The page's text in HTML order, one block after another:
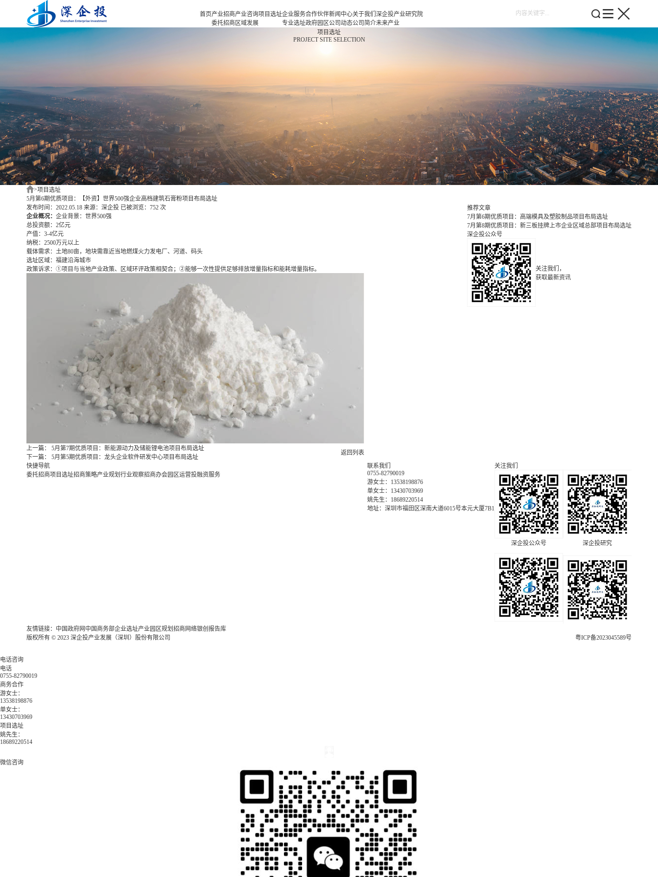
首页产业招商
委托招商
产业咨询
区域发展
项目选址企业服务
专业选址
投融资服
合作伙伴
政府园区
企业客户
行业协会
新闻中心
公司动态
产业观察
关于我们
公司简介
联系我们
深企投产业研究院
未来产业
新能源汽车
高端装备
现代消费
现代服务业
产业招商
新闻中心
关于我们
深企投产业研究院
项目选址
PROJECT SITE SELECTION
>项目选址
5月第6期优质项目：【外资】世界500强企业高档建筑石膏粉项目布局选址
发布时间：2022.05.18 来源：深企投 已被浏览：752 次
企业概况： 企业背景：世界500强
总投资额： 2亿元
产值： 3-4亿元
纳税： 2500万元以上
载体需求： 土地80亩，地块需靠近当地燃煤火力发电厂、河道、码头
选址区域： 福建沿海城市
政策诉求： ①项目与当地产业政策、区域环评政策相契合；②能够一次性提供足够排放增量指标和能耗增量指标。
上一篇： 5月第7期优质项目：新能源动力及储能锂电池项目布局选址
下一篇： 5月第5期优质项目：龙头企业软件研发中心项目布局选址
返回列表
推荐文章
7月第6期优质项目：高端模具及塑胶制品项目布局选址
7月第8期优质项目：新三板挂牌上市企业区域总部项目布局选址
深企投公众号
关注我们，
获取最新资讯
快捷导航
委托招商项目选址招商策略产业规划 行业观察招商办会园区运营投融资服务
联系我们
0755-82790019
游女士：13538198876
单女士：13430703969
姚先生：18689220514
地址：深圳市福田区深南大道6015号本元大厦7B1
关注我们
深企投公众号 深企投研究
友情链接： 中国政府网 中国商务部企业选址产业园区规划 招商网络银创报告库
版权所有 © 2023 深企投产业发展（深圳）股份有限公司
粤ICP备2023045589号
电话咨询
电话
0755-82790019
商务合作
游女士：
13538198876
单女士：
13430703969
项目选址
姚先生：
18689220514
微信咨询